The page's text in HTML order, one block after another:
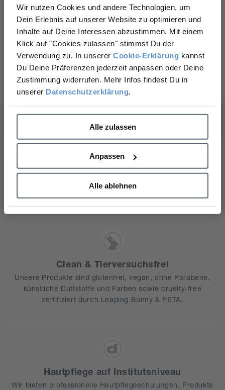
Wir nutzen Cookies und andere Technologien, um
Dein Erlebnis auf unserer Website zu optimieren und
Inhalte auf Deine Interessen abzustimmen. Mit einem
Klick auf "Cookies zulassen" stimmst Du der
Verwendung zu. In unserer Cookie-Erklärung kannst
Du Deine Präferenzen jederzeit anpassen oder Deine
Zustimmung widerrufen. Mehr Infos findest Du in
unserer Datenschutzerklärung.
Alle zulassen
Anpassen
Alle ablehnen
Entdecke unseren täglichen Sonnenschutz
Täglicher UV-Schutz hilft, die Anzeichen lichtbedingter
Hautalterung sichtbar zu reduzieren
Jetzt entdecken
Gesunde Haut
Wir glauben, dass gesunde Haut Deine Lebensqualität
verbessert. Darum verwenden wir hochwertige
Clean & Tierversuchsfrei
Unsere Produkte sind glutenfrei, vegan, ohne Parabene,
künstliche Duftstoffe und Farben sowie cruelty-free
zertifiziert durch Leaping Bunny & PETA.
Hautpflege auf Institutsniveau
Wir bieten professionelle Hautpflegeschulungen, Produkte
Möchtest Du einen 10% Rabatt
auf Deine nächste Bestellung?
Ja, gerne!